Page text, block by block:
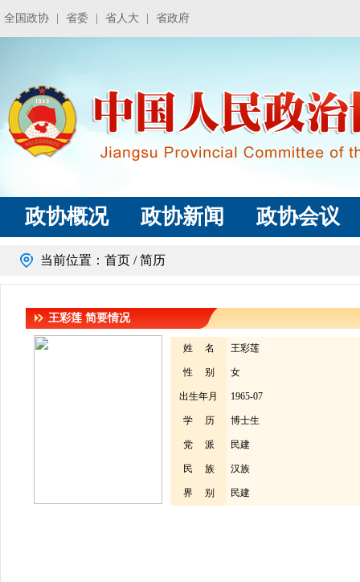
全国政协 省委 省人大 省政府
政协概况 政协新闻 政协会议
当前位置： 首页 / 简历
王彩莲 简要情况
姓 名 王彩莲
性 别 女
出生年月 1965-07
学 历 博士生
党 派 民建
民 族 汉族
界 别 民建